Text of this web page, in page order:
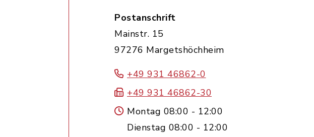
Postanschrift
Mainstr. 15
97276 Margetshöchheim
+49 931 46862-0
+49 931 46862-30
Montag 08:00 - 12:00
Dienstag 08:00 - 12:00